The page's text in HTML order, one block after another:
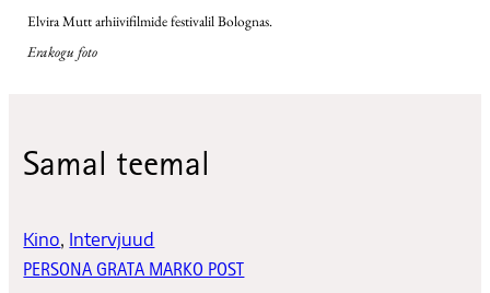
Elvira Mutt arhiivifilmide festivalil Bolognas.
Erakogu foto
Samal teemal
Kino, Intervjuud
PERSONA GRATA MARKO POST